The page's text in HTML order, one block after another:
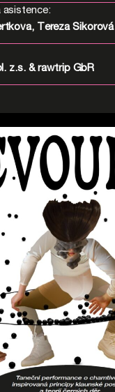
asistence:
Tereza Sikorová
z.s. & rawtrip GbR